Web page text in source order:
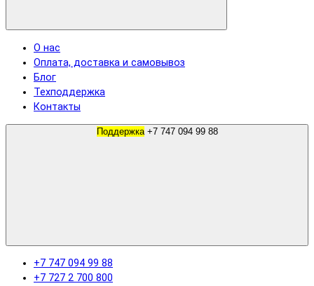
О нас
Оплата, доставка и самовывоз
Блог
Техподдержка
Контакты
Поддержка +7 747 094 99 88
+7 747 094 99 88
+7 727 2 700 800